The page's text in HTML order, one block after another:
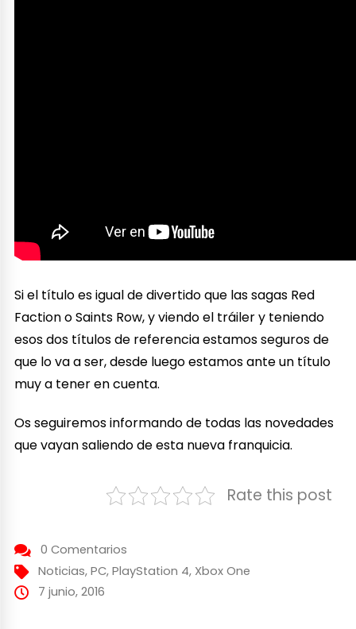
Si el título es igual de divertido que las sagas Red
Faction o Saints Row, y viendo el tráiler y teniendo
esos dos títulos de referencia estamos seguros de
que lo va a ser, desde luego estamos ante un título
muy a tener en cuenta.
Os seguiremos informando de todas las novedades
que vayan saliendo de esta nueva franquicia.
Rate this post
0 Comentarios
Noticias, PC, PlayStation 4, Xbox One
7 junio, 2016